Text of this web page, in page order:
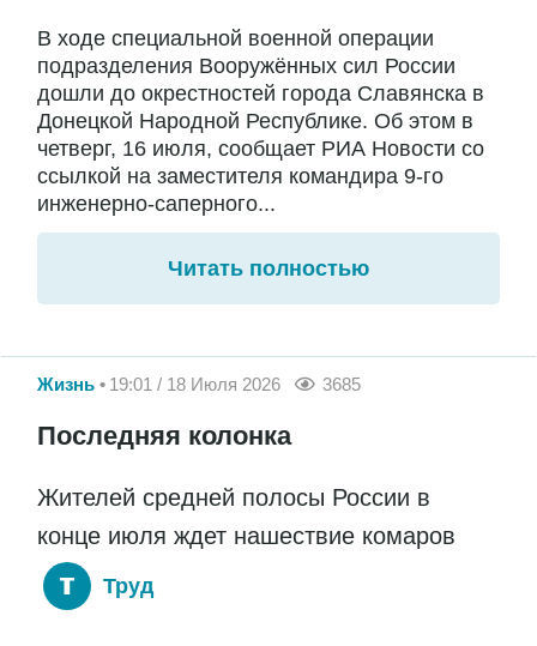
В ходе специальной военной операции
подразделения Вооружённых сил России
дошли до окрестностей города Славянска в
Донецкой Народной Республике. Об этом в
четверг, 16 июля, сообщает РИА Новости со
ссылкой на заместителя командира 9-го
инженерно-саперного...
Читать полностью
Жизнь 19:01 / 18 Июля 2026 3685
Последняя колонка
Жителей средней полосы России в
конце июля ждет нашествие комаров
Труд